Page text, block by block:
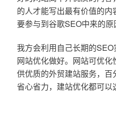
的人才能写出最有价值的
要参与到谷歌SEO中来的原
我方会利用自己长期的
网站优化做好。网站可优
供优质的外贸建站服务，
省心省力，建站优化都可以